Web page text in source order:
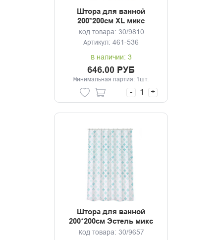
Штора для ванной
200*200см XL микс
Код товара: 30/9810
Артикул: 461-536
В наличии: 3
646.00 РУБ
Минимальная партия: 1шт.
- +
Штора для ванной
200*200см Эстель микс
Код товара: 30/9657